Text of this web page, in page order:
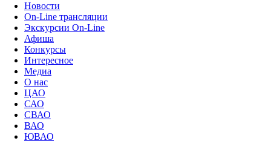
Новости
On-Line трансляции
Экскурсии On-Line
Афиша
Конкурсы
Интересное
Медиа
О нас
ЦАО
САО
СВАО
ВАО
ЮВАО